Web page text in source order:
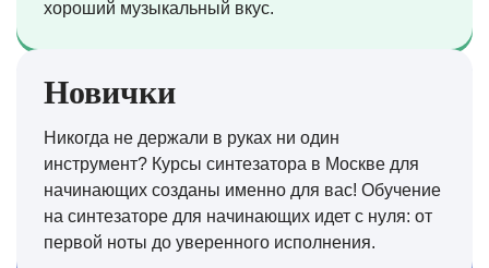
хороший музыкальный вкус.
Новички
Никогда не держали в руках ни один
инструмент? Курсы синтезатора в Москве для
начинающих созданы именно для вас! Обучение
на синтезаторе для начинающих идет с нуля: от
первой ноты до уверенного исполнения.